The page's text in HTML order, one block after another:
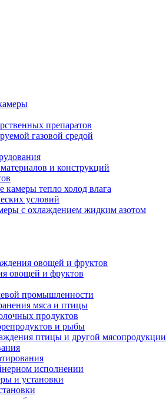
препаратов
газовой средой
и конструкций
камеры тепло холод влага
условий
с охлаждением жидким азотом
овощей и фруктов
овощей и фруктов
промышленности
мяса и птицы
продуктов
и рыбы
птицы и другой мясопродукции
исполнении
и установки